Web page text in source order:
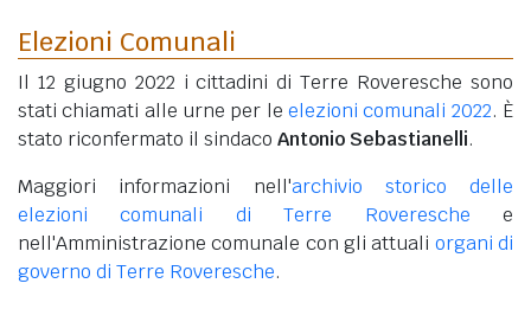
Elezioni Comunali
Il 12 giugno 2022 i cittadini di Terre Roveresche sono
stati chiamati alle urne per le elezioni comunali 2022. È
stato riconfermato il sindaco Antonio Sebastianelli.
Maggiori informazioni nell'archivio storico delle
elezioni comunali di Terre Roveresche e
nell'Amministrazione comunale con gli attuali organi di
governo di Terre Roveresche.